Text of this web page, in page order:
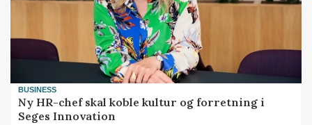
BUSINESS
Ny HR-chef skal koble kultur og forretning i
Seges Innovation